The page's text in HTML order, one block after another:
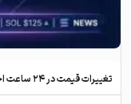
تغییرات قیمت در ۲۴ ساعت اخیر